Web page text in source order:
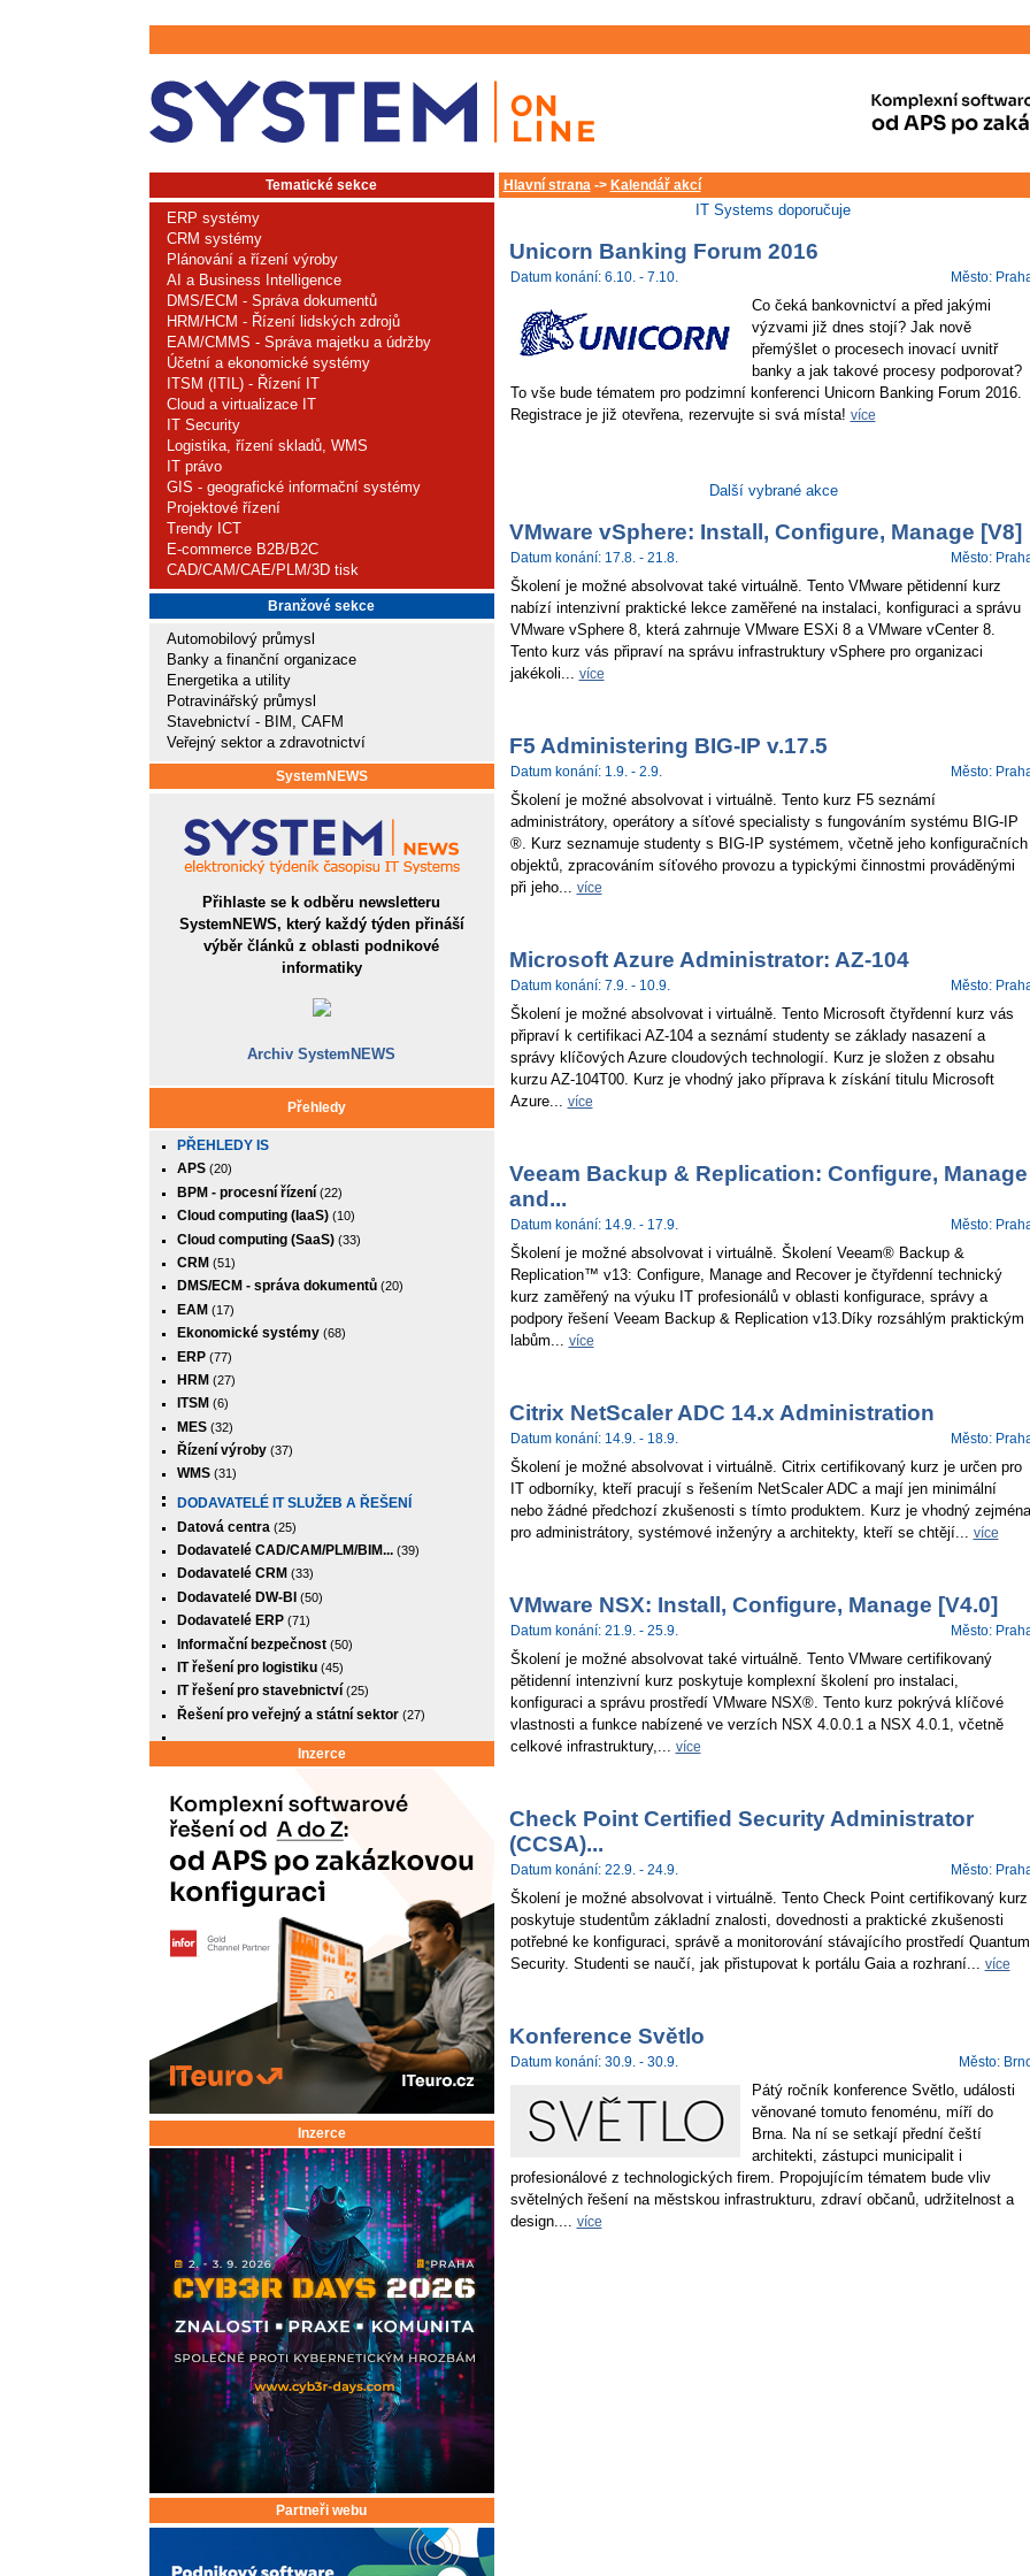
Tematické sekce
ERP systémy
CRM systémy
Plánování a řízení výroby
AI a Business Intelligence
DMS/ECM - Správa dokumentů
HRM/HCM - Řízení lidských zdrojů
EAM/CMMS - Správa majetku a údržby
Účetní a ekonomické systémy
ITSM (ITIL) - Řízení IT
Cloud a virtualizace IT
IT Security
Logistika, řízení skladů, WMS
IT právo
GIS - geografické informační systémy
Projektové řízení
Trendy ICT
E-commerce B2B/B2C
CAD/CAM/CAE/PLM/3D tisk
Branžové sekce
Automobilový průmysl
Banky a finanční organizace
Energetika a utility
Potravinářský průmysl
Stavebnictví - BIM, CAFM
Veřejný sektor a zdravotnictví
SystemNEWS
Přihlaste se k odběru newsletteru
SystemNEWS, který každý týden přináší
výběr článků z oblasti podnikové
informatiky
Archiv SystemNEWS
Přehledy
PŘEHLEDY IS
APS(20)
BPM - procesní řízení(22)
Cloud computing (IaaS)(10)
Cloud computing (SaaS)(33)
CRM (51)
DMS/ECM - správa dokumentů(20)
EAM (17)
Ekonomické systémy(68)
ERP(77)
HRM (27)
ITSM (6)
MES(32)
Řízení výroby(37)
WMS(31)
DODAVATELÉ IT SLUŽEB A ŘEŠENÍ
Datová centra (25)
Dodavatelé CAD/CAM/PLM/BIM...(39)
Dodavatelé CRM (33)
Dodavatelé DW-BI (50)
Dodavatelé ERP(71)
Informační bezpečnost(50)
IT řešení pro logistiku(45)
IT řešení pro stavebnictví(25)
Řešení pro veřejný a státní sektor(27)
Inzerce
Inzerce
Partneři webu
Hlavní strana-> Kalendář akcí
IT Systems doporučuje
Unicorn Banking Forum 2016
Datum konání: 6.10. - 7.10. Město:
Co čeká bankovnictví a před jakými
výzvami již dnes stojí? Jak nově
přemýšlet o procesech inovací uvnitř
banky a jak takové procesy podporovat?
To vše bude tématem pro podzimní konferenci Unicorn Banking Forum 2016.
Registrace je již otevřena, rezervujte si svá místa! více
Další vybrané akce
VMware vSphere: Install, Configure, Manage [V8]
Datum konání: 17.8. - 21.8. Město:
Školení je možné absolvovat také virtuálně. Tento VMware pětidenní kurz
nabízí intenzivní praktické lekce zaměřené na instalaci, konfiguraci a správu
VMware vSphere 8, která zahrnuje VMware ESXi 8 a VMware vCenter 8.
Tento kurz vás připraví na správu infrastruktury vSphere pro organizaci
jakékoli... více
F5 Administering BIG-IP v.17.5
Datum konání: 1.9. - 2.9. Město:
Školení je možné absolvovat i virtuálně. Tento kurz F5 seznámí
administrátory, operátory a síťové specialisty s fungováním systému BIG-IP
®. Kurz seznamuje studenty s BIG-IP systémem, včetně jeho konfiguračních
objektů, zpracováním síťového provozu a typickými činnostmi prováděnými
při jeho... více
Microsoft Azure Administrator: AZ-104
Datum konání: 7.9. - 10.9. Město:
Školení je možné absolvovat i virtuálně. Tento Microsoft čtyřdenní kurz vás
připraví k certifikaci AZ-104 a seznámí studenty se základy nasazení a
správy klíčových Azure cloudových technologií. Kurz je složen z obsahu
kurzu AZ-104T00. Kurz je vhodný jako příprava k získání titulu Microsoft
Azure... více
Veeam Backup & Replication: Configure, Manage
and...
Datum konání: 14.9. - 17.9. Město:
Školení je možné absolvovat i virtuálně. Školení Veeam® Backup &
Replication™ v13: Configure, Manage and Recover je čtyřdenní technický
kurz zaměřený na výuku IT profesionálů v oblasti konfigurace, správy a
podpory řešení Veeam Backup & Replication v13.Díky rozsáhlým praktickým
labům... více
Citrix NetScaler ADC 14.x Administration
Datum konání: 14.9. - 18.9. Město:
Školení je možné absolvovat i virtuálně. Citrix certifikovaný kurz je určen pro
IT odborníky, kteří pracují s řešením NetScaler ADC a mají jen minimální
nebo žádné předchozí zkušenosti s tímto produktem. Kurz je vhodný zejména
pro administrátory, systémové inženýry a architekty, kteří se chtějí... více
VMware NSX: Install, Configure, Manage [V4.0]
Datum konání: 21.9. - 25.9. Město:
Školení je možné absolvovat také virtuálně. Tento VMware certifikovaný
pětidenní intenzivní kurz poskytuje komplexní školení pro instalaci,
konfiguraci a správu prostředí VMware NSX®. Tento kurz pokrývá klíčové
vlastnosti a funkce nabízené ve verzích NSX 4.0.0.1 a NSX 4.0.1, včetně
celkové infrastruktury,... více
Check Point Certified Security Administrator
(CCSA)...
Datum konání: 22.9. - 24.9. Město:
Školení je možné absolvovat i virtuálně. Tento Check Point certifikovaný kurz
poskytuje studentům základní znalosti, dovednosti a praktické zkušenosti
potřebné ke konfiguraci, správě a monitorování stávajícího prostředí Quantum
Security. Studenti se naučí, jak přistupovat k portálu Gaia a rozhraní... více
Konference Světlo
Datum konání: 30.9. - 30.9. Město:
Pátý ročník konference Světlo, události
věnované tomuto fenoménu, míří do
Brna. Na ní se setkají přední čeští
architekti, zástupci municipalit i
profesionálové z technologických firem. Propojujícím tématem bude vliv
světelných řešení na městskou infrastrukturu, zdraví občanů, udržitelnost a
design.... více